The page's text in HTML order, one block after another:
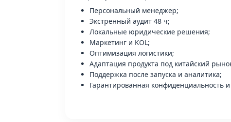
Персональный менеджер;
Экстренный аудит 48 ч;
Локальные юридические решения;
Маркетинг и KOL;
Оптимизация логистики;
Адаптация продукта под китайский
Поддержка после запуска и аналитика;
Гарантированная конфиденциальность